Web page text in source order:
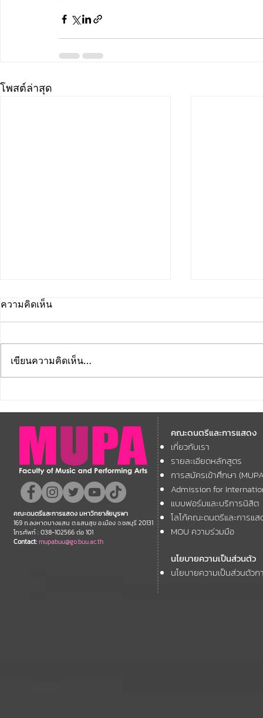
โพสต์ล่าสุด
มหาวิทยาลัยบูรพา ขอแสดง
ความยินดี กับคณาจารย์ของ
คณะฯ ที่ได้รับการตอบรับให้นำ
เสนอผลงานวิชาการ ในงาน
ประชุมวิชาการระดับชาติและ
นานาชาติ "ศิลปกรรมวิจัย"
ประจำปี 2569 (FAR 12)
มหาวิทยาลั
โครงการ
11th
Forum
ความคิดเห็น
เขียนความคิดเห็น…
คณะดนตรีและการแสดง
เกี่ยวกับเรา
รายละเอียดหลักสูตร
การสมัครเข้าศึกษา
Admission for
แบบฟอร์มและบริการนิสิต
โลโก้คณะดนตรีและการแส
MOU ความร่วมมือ
นโยบายความเป็นส่วนตัว
นโยบายความเป็นส่วนตัว
คณะดนตรีและการแสดง มหาวิทยาลัยบูรพา
169 ถ.ลงหาดบางแสน ต.แสนสุข อ.เมือง จ.ชลบุรี 20131
โทรศัพท์ : 038-102566 ต่อ 101
Contact:mupabuu@go.buu.ac.th